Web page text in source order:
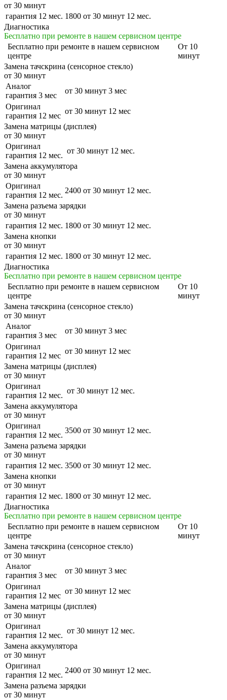
от 30 минут
гарантия 12 мес. 1800 от 30 минут 12 мес.
Диагностика
Бесплатно при ремонте в нашем сервисном центре
Бесплатно при ремонте в нашем сервисном
центре
От 10
минут
Замена тачскрина (сенсорное стекло)
от 30 минут
Аналог
гарантия 3 мес
от 30 минут 3 мес
Оригинал
гарантия 12 мес
от 30 минут 12 мес
Замена матрицы (дисплея)
от 30 минут
Оригинал
гарантия 12 мес.
от 30 минут 12 мес.
Замена аккумулятора
от 30 минут
Оригинал
гарантия 12 мес.
2400 от 30 минут 12 мес.
Замена разъема зарядки
от 30 минут
гарантия 12 мес. 1800 от 30 минут 12 мес.
Замена кнопки
от 30 минут
гарантия 12 мес. 1800 от 30 минут 12 мес.
Диагностика
Бесплатно при ремонте в нашем сервисном центре
Бесплатно при ремонте в нашем сервисном
центре
От 10
минут
Замена тачскрина (сенсорное стекло)
от 30 минут
Аналог
гарантия 3 мес
от 30 минут 3 мес
Оригинал
гарантия 12 мес
от 30 минут 12 мес
Замена матрицы (дисплея)
от 30 минут
Оригинал
гарантия 12 мес.
от 30 минут 12 мес.
Замена аккумулятора
от 30 минут
Оригинал
гарантия 12 мес.
3500 от 30 минут 12 мес.
Замена разъема зарядки
от 30 минут
гарантия 12 мес. 3500 от 30 минут 12 мес.
Замена кнопки
от 30 минут
гарантия 12 мес. 1800 от 30 минут 12 мес.
Диагностика
Бесплатно при ремонте в нашем сервисном центре
Бесплатно при ремонте в нашем сервисном
центре
От 10
минут
Замена тачскрина (сенсорное стекло)
от 30 минут
Аналог
гарантия 3 мес
от 30 минут 3 мес
Оригинал
гарантия 12 мес
от 30 минут 12 мес
Замена матрицы (дисплея)
от 30 минут
Оригинал
гарантия 12 мес.
от 30 минут 12 мес.
Замена аккумулятора
от 30 минут
Оригинал
гарантия 12 мес.
2400 от 30 минут 12 мес.
Замена разъема зарядки
от 30 минут